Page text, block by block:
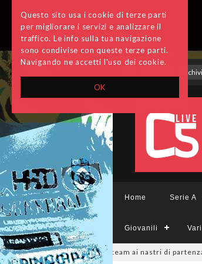
OK
Questo sito usa i cookie di terze parti
per migliorare i servizi e analizzare il
traffico. Le info sulla tua navigazione
sono condivise con queste terze parti.
Navigando ne accetti l'uso dei cookie.
Home Serie A
Giovanili Vari
sono 14 i team ai nastri di partenza: